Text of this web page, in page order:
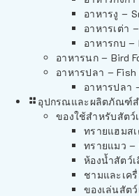
อาหารงู –
อาหารเต่า
อาหารกบ –
อาหารนก – Bird
อาหารปลา – Fish
อาหารปลา
อุปกรณและผลิตภัณฑ์ส
ของใช้สำหรับสัตว์
ทรายแฮมส
ทรายแมว –
ห้องน้ำสัตว์
ชามและเค
ของเล่นสัต